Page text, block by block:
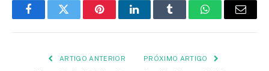
FacebookTwitter PinterestLinkedInTumblr WhatsApp
E-
ARTIGO ANTERIOR PRÓXIMO ARTIGO